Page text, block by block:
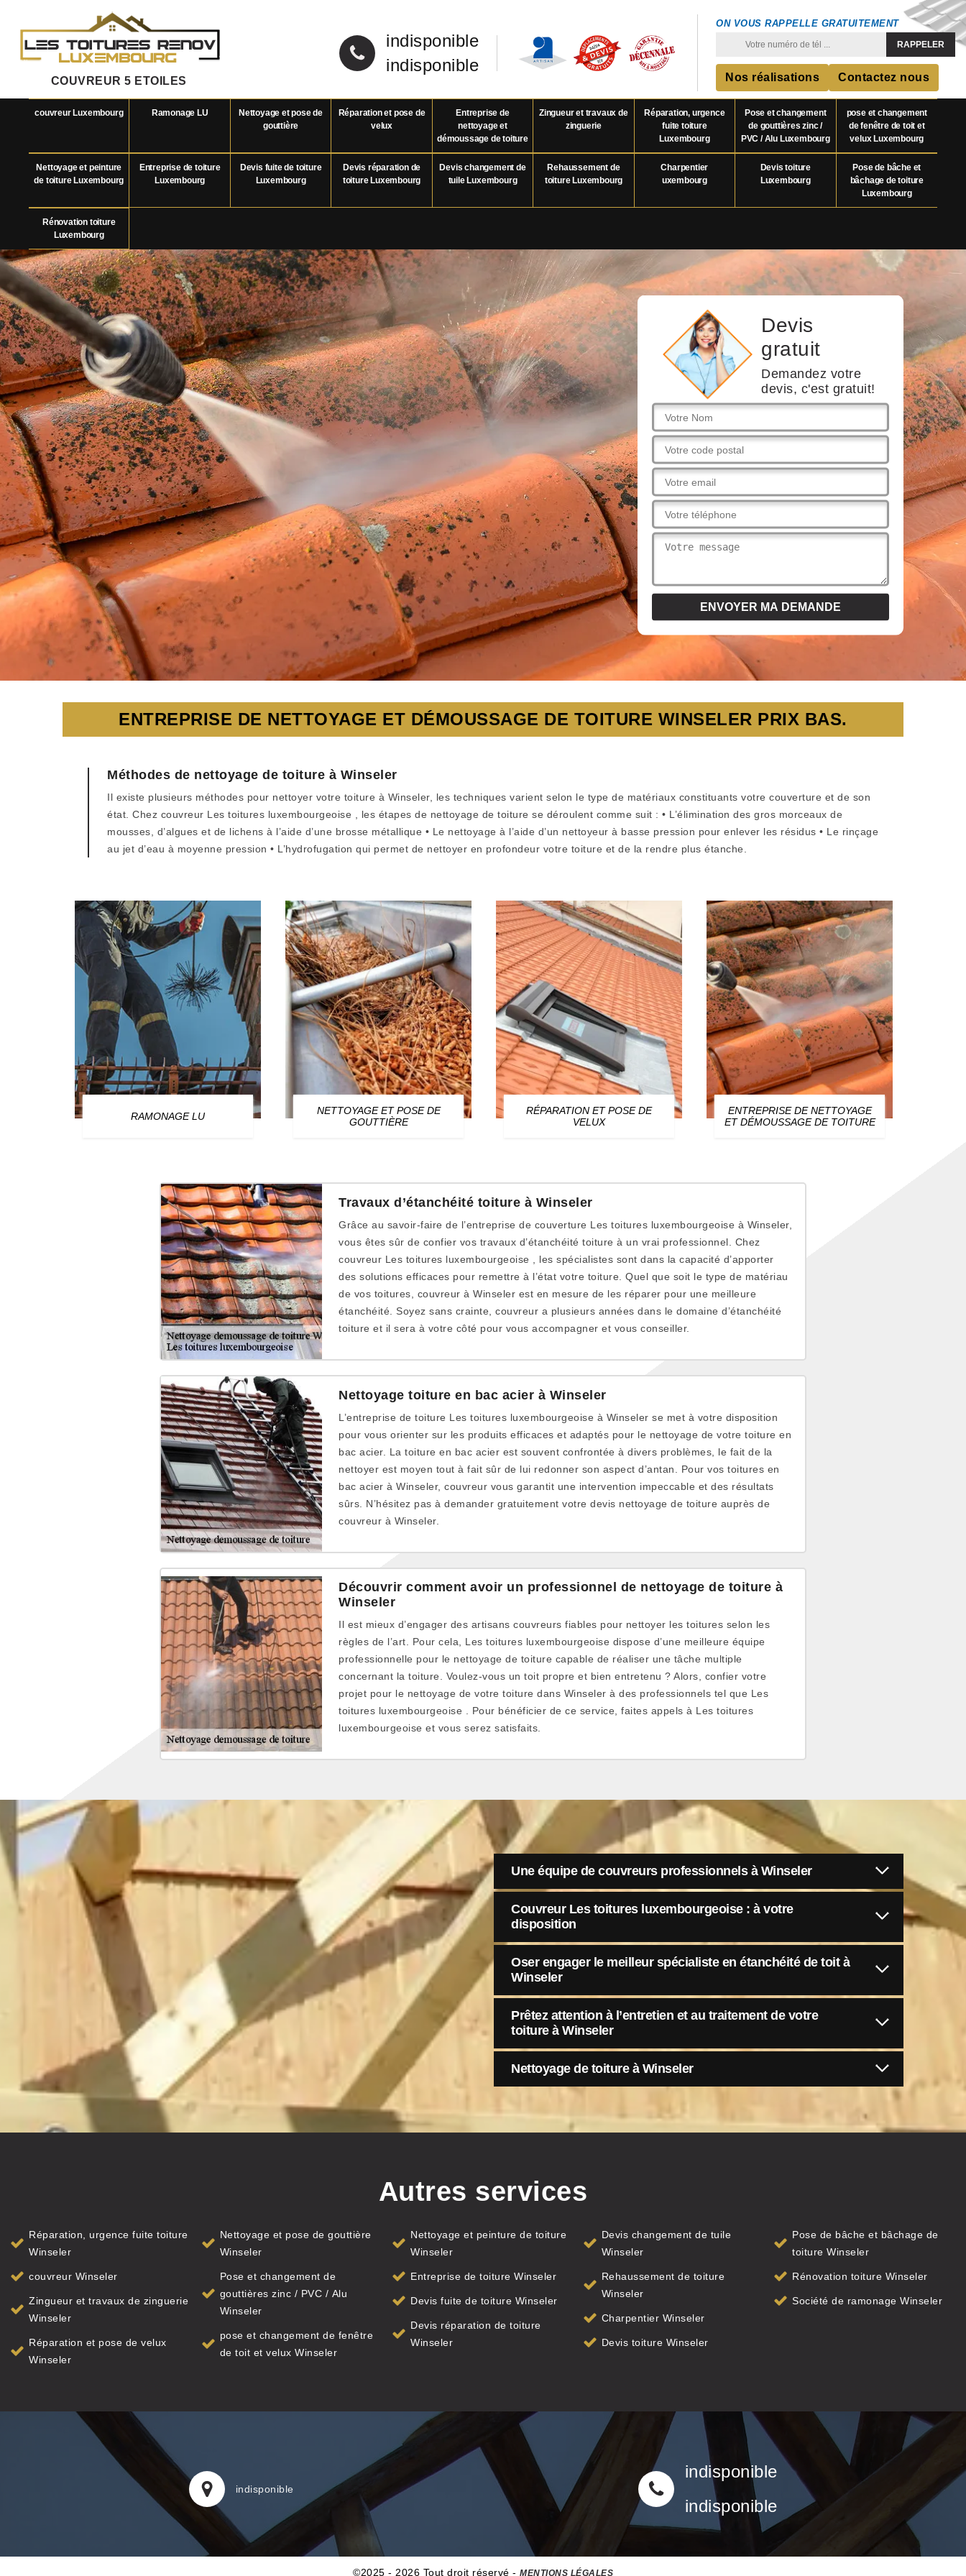
COUVREUR 5 ETOILES
indisponible
indisponible
ON VOUS RAPPELLE GRATUITEMENT
Nos réalisations Contactez nous
couvreur Luxembourg Ramonage LU
Nettoyage et pose de
gouttière
Réparation et pose de
velux
Entreprise de
nettoyage et
démoussage de toiture
Zingueur et travaux de
zinguerie
Réparation, urgence
fuite toiture
Luxembourg
Pose et changement
de gouttières zinc /
PVC / Alu Luxembourg
pose et changement
de fenêtre de toit et
velux Luxembourg
Nettoyage et peinture
de toiture Luxembourg
Entreprise de toiture
Luxembourg
Devis fuite de toiture
Luxembourg
Devis réparation de
toiture Luxembourg
Devis changement de
tuile Luxembourg
Rehaussement de
toiture Luxembourg
Charpentier
uxembourg
Devis toiture
Luxembourg
Pose de bâche et
bâchage de toiture
Luxembourg
Rénovation toiture
Luxembourg
Devis
gratuit
Demandez votre
devis, c'est gratuit!
ENTREPRISE DE NETTOYAGE ET DÉMOUSSAGE DE TOITURE WINSELER PRIX BAS.
Méthodes de nettoyage de toiture à Winseler
Il existe plusieurs méthodes pour nettoyer votre toiture à Winseler, les techniques varient selon le type de matériaux constituants votre couverture et de son
état. Chez couvreur Les toitures luxembourgeoise , les étapes de nettoyage de toiture se déroulent comme suit : • L’élimination des gros morceaux de
mousses, d’algues et de lichens à l’aide d’une brosse métallique • Le nettoyage à l’aide d’un nettoyeur à basse pression pour enlever les résidus • Le rinçage
au jet d’eau à moyenne pression • L’hydrofugation qui permet de nettoyer en profondeur votre toiture et de la rendre plus étanche.
RAMONAGE LU
NETTOYAGE ET POSE DE
GOUTTIÈRE
RÉPARATION ET POSE DE
VELUX
ENTREPRISE DE NETTOYAGE
ET DÉMOUSSAGE DE TOITURE
Travaux d’étanchéité toiture à Winseler
Grâce au savoir-faire de l’entreprise de couverture Les toitures luxembourgeoise à Winseler,
vous êtes sûr de confier vos travaux d’étanchéité toiture à un vrai professionnel. Chez
couvreur Les toitures luxembourgeoise , les spécialistes sont dans la capacité d’apporter
des solutions efficaces pour remettre à l’état votre toiture. Quel que soit le type de matériau
de vos toitures, couvreur à Winseler est en mesure de les réparer pour une meilleure
étanchéité. Soyez sans crainte, couvreur a plusieurs années dans le domaine d’étanchéité
toiture et il sera à votre côté pour vous accompagner et vous conseiller.
Nettoyage toiture en bac acier à Winseler
L’entreprise de toiture Les toitures luxembourgeoise à Winseler se met à votre disposition
pour vous orienter sur les produits efficaces et adaptés pour le nettoyage de votre toiture en
bac acier. La toiture en bac acier est souvent confrontée à divers problèmes, le fait de la
nettoyer est moyen tout à fait sûr de lui redonner son aspect d’antan. Pour vos toitures en
bac acier à Winseler, couvreur vous garantit une intervention impeccable et des résultats
sûrs. N’hésitez pas à demander gratuitement votre devis nettoyage de toiture auprès de
couvreur à Winseler.
Découvrir comment avoir un professionnel de nettoyage de toiture à
Winseler
Il est mieux d’engager des artisans couvreurs fiables pour nettoyer les toitures selon les
règles de l’art. Pour cela, Les toitures luxembourgeoise dispose d’une meilleure équipe
professionnelle pour le nettoyage de toiture capable de réaliser une tâche multiple
concernant la toiture. Voulez-vous un toit propre et bien entretenu ? Alors, confier votre
projet pour le nettoyage de votre toiture dans Winseler à des professionnels tel que Les
toitures luxembourgeoise . Pour bénéficier de ce service, faites appels à Les toitures
luxembourgeoise et vous serez satisfaits.
Une équipe de couvreurs professionnels à Winseler
Couvreur Les toitures luxembourgeoise : à votre
disposition
Oser engager le meilleur spécialiste en étanchéité de toit à
Winseler
Prêtez attention à l’entretien et au traitement de votre
toiture à Winseler
Nettoyage de toiture à Winseler
Autres services
Réparation, urgence fuite toiture
Winseler
couvreur Winseler
Zingueur et travaux de zinguerie
Winseler
Réparation et pose de velux
Winseler
Nettoyage et pose de gouttière
Winseler
Pose et changement de
gouttières zinc / PVC / Alu
Winseler
pose et changement de fenêtre
de toit et velux Winseler
Nettoyage et peinture de toiture
Winseler
Entreprise de toiture Winseler
Devis fuite de toiture Winseler
Devis réparation de toiture
Winseler
Devis changement de tuile
Winseler
Rehaussement de toiture
Winseler
Charpentier Winseler
Devis toiture Winseler
Pose de bâche et bâchage de
toiture Winseler
Rénovation toiture Winseler
Société de ramonage Winseler
indisponible
indisponible
indisponible
©2025 - 2026 Tout droit réservé - MENTIONS LÉGALES